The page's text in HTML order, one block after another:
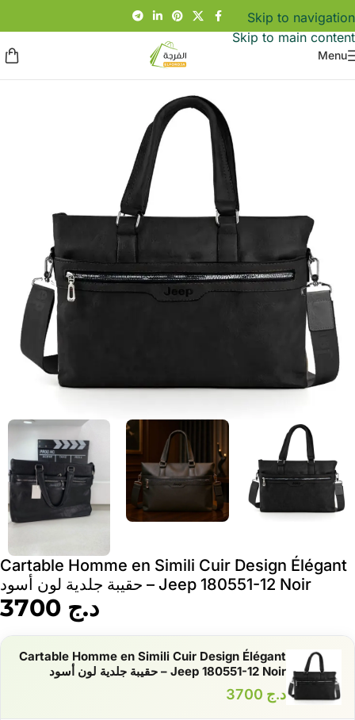
Skip to navigation
Skip to main content
Menu
Cartable Homme en Simili Cuir Design Élégant
Jeep 180551-12 Noir – حقيبة جلدية لون أسود
د.ج
Cartable Homme en Simili Cuir Design Élégant
Jeep 180551-12 Noir – حقيبة جلدية لون أسود
د.ج